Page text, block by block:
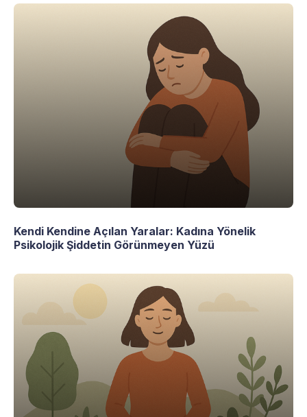
Kendi Kendine Açılan Yaralar: Kadına Yönelik
Psikolojik Şiddetin Görünmeyen Yüzü